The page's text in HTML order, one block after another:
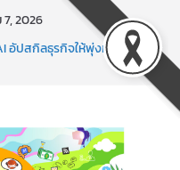
2026
ทำธุรกิจก็ต้องสตรอง!
อัปสกิลธุรกิจให้พุ่งทะยาน
โนโลยี AI!